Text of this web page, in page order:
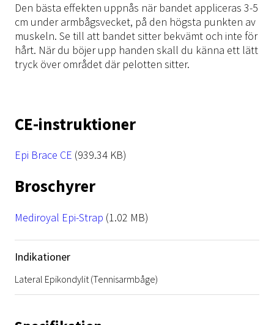
Den bästa effekten uppnås när bandet appliceras 3-5
cm under armbågsvecket, på den högsta punkten av
muskeln. Se till att bandet sitter bekvämt och inte för
hårt. När du böjer upp handen skall du känna ett lätt
tryck över området där pelotten sitter.
CE-instruktioner
File
Epi Brace CE (939.34 KB)
Broschyrer
File
Mediroyal Epi-Strap (1.02 MB)
Indikationer
Lateral Epikondylit (tennisarmbåge)